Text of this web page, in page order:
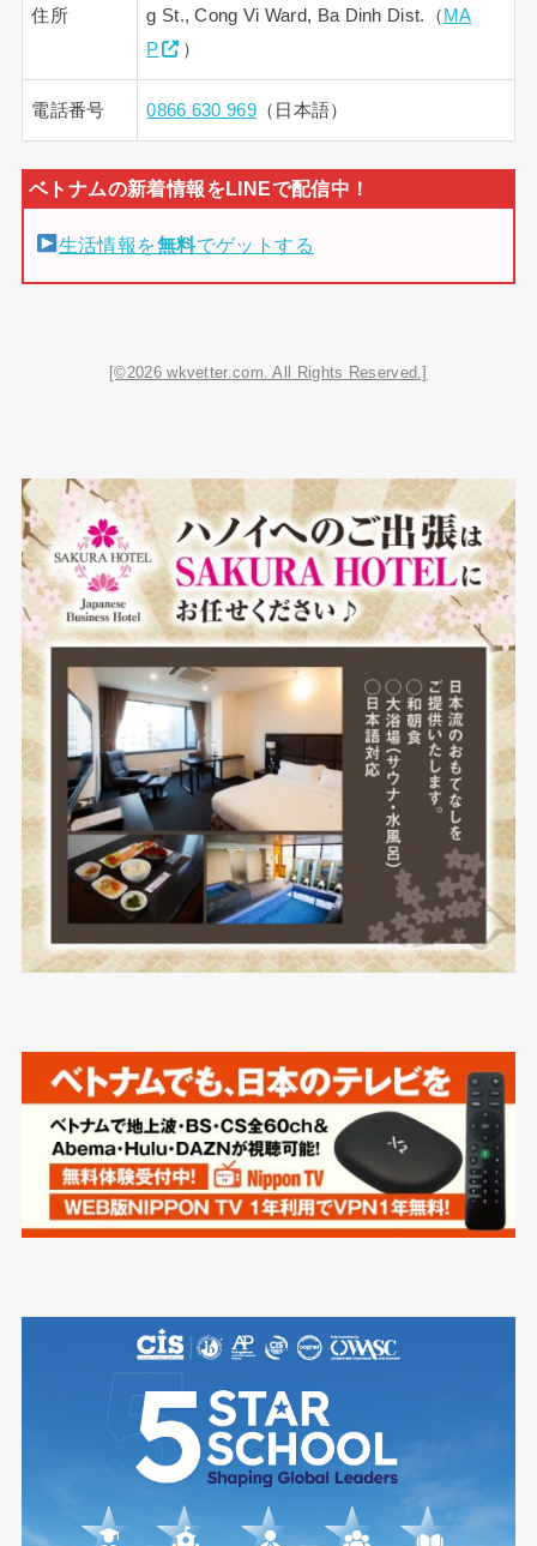
住所 g St., Cong Vi Ward, Ba Dinh Dist.（ MA
P
）
電話番号 0866 630 969（日本語）
生活情報を無料でゲットする
[©2026 wkvetter.com. All Rights Reserved.]